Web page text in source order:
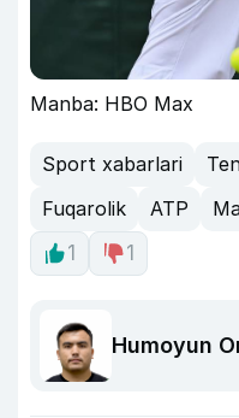
Manba: HBO Max
Sport xabarlari
Fuqarolik
ATP
1
1
Humoyun